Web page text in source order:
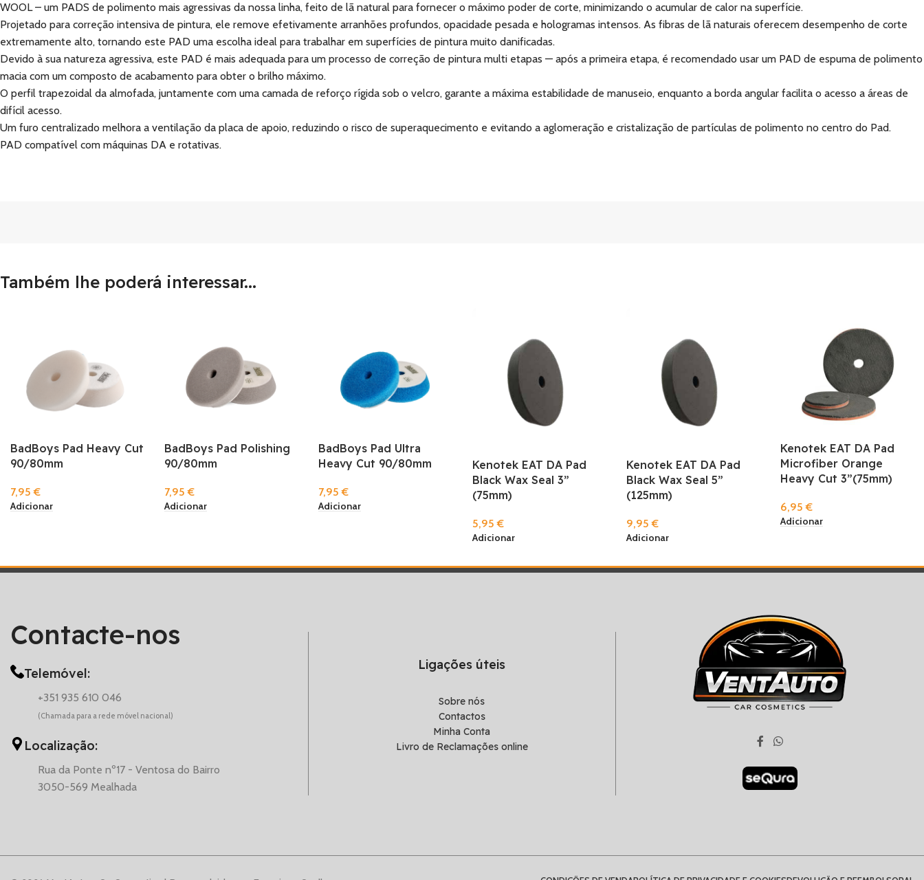
WOOL – um PADS de polimento mais agressivas da nossa linha, feito de lã natural para fornecer o máximo poder de corte, minimizando o acumular de calor na superfície.
Projetado para correção intensiva de pintura, ele remove efetivamente arranhões profundos, opacidade pesada e hologramas intensos. As fibras de lã naturais oferecem desempenho de corte
extremamente alto, tornando este PAD uma escolha ideal para trabalhar em superfícies de pintura muito danificadas.
Devido à sua natureza agressiva, este PAD é mais adequada para um processo de correção de pintura multi etapas — após a primeira etapa, é recomendado usar um PAD de espuma de polimento
macia com um composto de acabamento para obter o brilho máximo.
O perfil trapezoidal da almofada, juntamente com uma camada de reforço rígida sob o velcro, garante a máxima estabilidade de manuseio, enquanto a borda angular facilita o acesso a áreas de
difícil acesso.
Um furo centralizado melhora a ventilação da placa de apoio, reduzindo o risco de superaquecimento e evitando a aglomeração e cristalização de partículas de polimento no centro do Pad.
PAD compatível com máquinas DA e rotativas.
Também lhe poderá interessar...
BadBoys Pad Heavy Cut
90/80mm
7,95€
Adicionar
BadBoys Pad Polishing
90/80mm
7,95€
Adicionar
BadBoys Pad Ultra
Heavy Cut 90/80mm
7,95€
Adicionar
Kenotek EAT DA Pad
Black Wax Seal 3”
(75mm)
5,95€
Adicionar
Kenotek EAT DA Pad
Black Wax Seal 5”
(125mm)
9,95€
Adicionar
Kenotek EAT DA Pad
Microfiber Orange
Heavy Cut 3”(75mm)
6,95€
Adicionar
Contacte-nos
Telemóvel:
+351 935 610 046
(Chamada para a rede móvel nacional)
Localização:
Rua da Ponte nº17 - Ventosa do Bairro
3050-569 Mealhada
Ligações úteis
Sobre nós
Contactos
Minha Conta
Livro de Reclamações online